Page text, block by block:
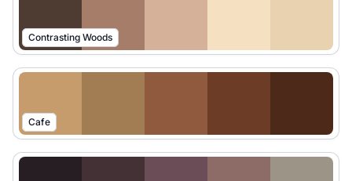
Contrasting Woods
Cafe